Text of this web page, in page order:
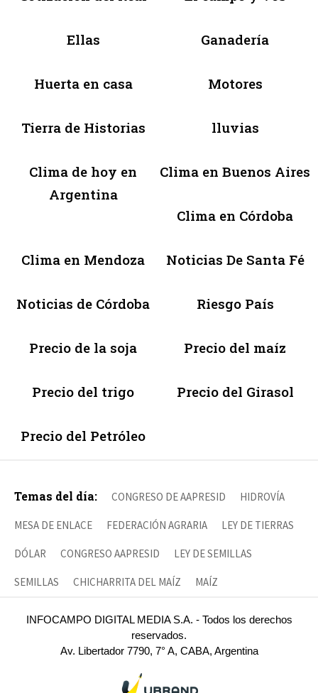
Ellas Ganadería
Huerta en casa Motores
Tierra de Historias lluvias
Clima de hoy en
Argentina
Clima en Buenos Aires
Clima en Córdoba
Clima en Mendoza Noticias De Santa Fé
Noticias de Córdoba Riesgo País
Precio de la soja Precio del maíz
Precio del trigo Precio del Girasol
Precio del Petróleo
Temas del día: CONGRESO DE AAPRESID HIDROVÍA
MESA DE ENLACE FEDERACIÓN AGRARIA LEY DE TIERRAS
DÓLAR CONGRESO AAPRESID LEY DE SEMILLAS
SEMILLAS CHICHARRITA DEL MAÍZ MAÍZ
INFOCAMPO DIGITAL MEDIA S.A. - Todos los derechos
reservados.
Av. Libertador 7790, 7° A, CABA, Argentina